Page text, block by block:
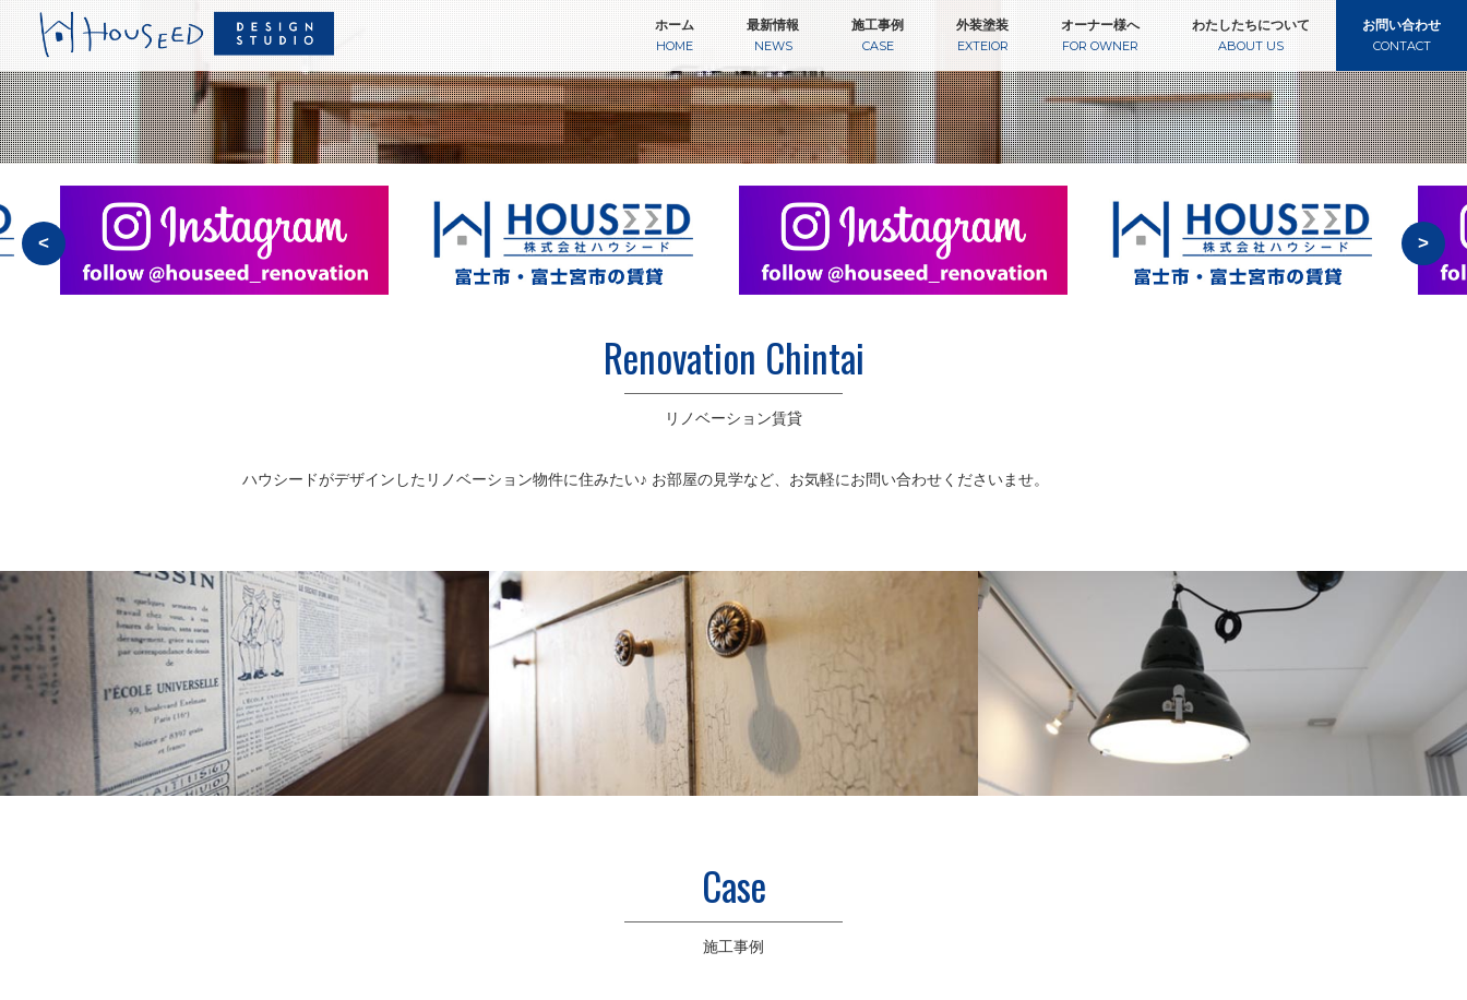
ホーム
HOME
最新情報
NEWS
施工事例
CASE
外装塗装
EXTEIOR
オーナー様へ
FOR OWNER
わたしたちについて
ABOUT US
お問い合わせ
CONTACT
< >
Renovation Chintai
リノベーション賃貸
ハウシードがデザインしたリノベーション物件に住みたい♪ お部屋の見学など、お気軽にお問い合わせくださいませ。
Case
施工事例